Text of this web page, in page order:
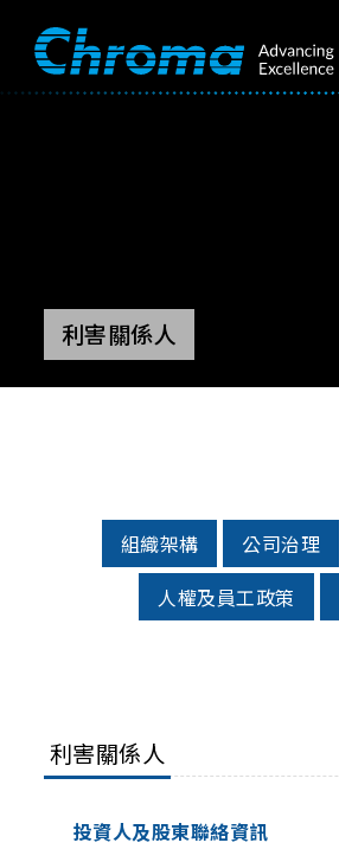
利害關係人
組織架構 公司治理
人權及員工政策
利害關係人
投資人及股東聯絡資訊